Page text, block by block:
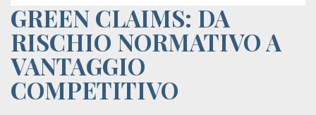
Orientamento
Scuola/Lavoro
Percorsi
ITS
GREEN CLAIMS: DA
RISCHIO NORMATIVO A
VANTAGGIO
COMPETITIVO